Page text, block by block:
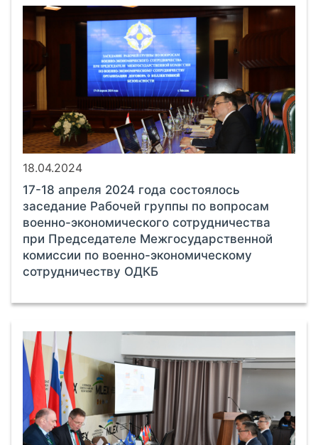
18.04.2024
17-18 апреля 2024 года состоялось
заседание Рабочей группы по вопросам
военно-экономического сотрудничества
при Председателе Межгосударственной
комиссии по военно-экономическому
сотрудничеству ОДКБ